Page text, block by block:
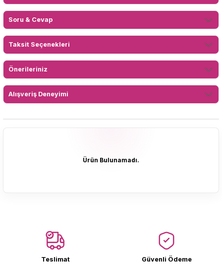
Soru & Cevap
Taksit Seçenekleri
Önerileriniz
Alışveriş Deneyimi
Ürün Bulunamadı.
Teslimat
Güvenli Ödeme